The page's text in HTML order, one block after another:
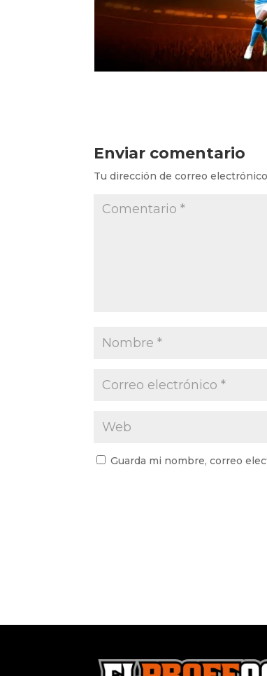
Enviar comentario
Tu dirección de correo
Guarda mi nombre, correo